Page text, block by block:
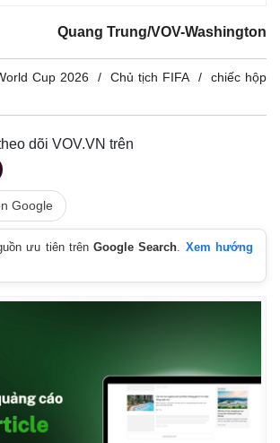
Việt Nam
Phân tích
Quang Trung/VOV-Washington
Cup 2026 Chủ tịch FIFA
chiếc hộp
dõi VOV.VN trên
Google
ưu tiên trênGoogle Search
Xem hướng